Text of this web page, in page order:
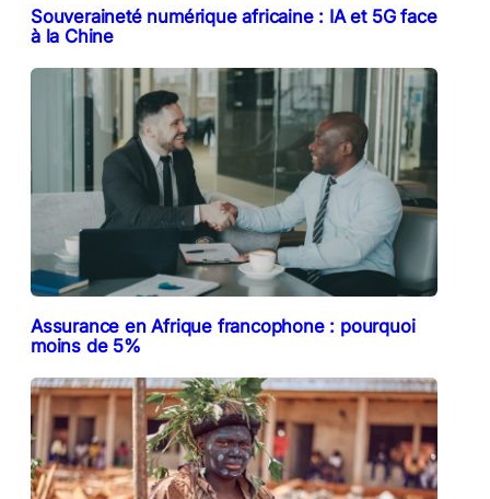
Souveraineté numérique africaine : IA et 5G face
à la Chine
Assurance en Afrique francophone : pourquoi
moins de 5%